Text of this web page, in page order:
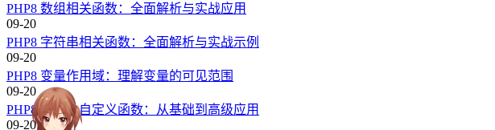
PHP8 数组相关函数：全面解析与实战应用
09-20
PHP8 字符串相关函数：全面解析与实战示例
09-20
PHP8 变量作用域：理解变量的可见范围
09-20
PHP8 函数及自定义函数：从基础到高级应用
09-20